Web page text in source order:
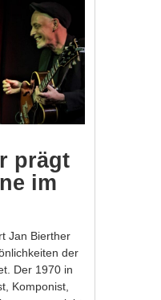
prägt
im
Jan Bierther
der
Der 1970 in
Komponist,